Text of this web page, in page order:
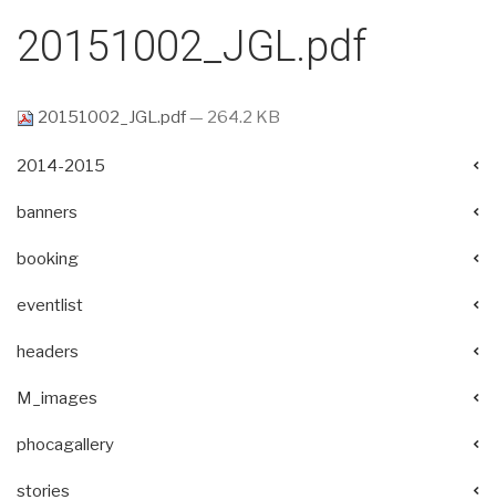
20151002_JGL.pdf
20151002_JGL.pdf— 264.2 KB
2014-2015
banners
booking
eventlist
headers
M_images
phocagallery
stories